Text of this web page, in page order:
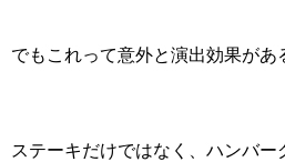
でもこれって意外と演出効果があ
ステーキだけではなく、ハンバー